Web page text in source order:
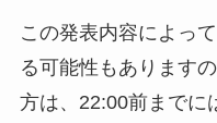
この発表内容によっ
る可能性もあります
方は、22:00前までに